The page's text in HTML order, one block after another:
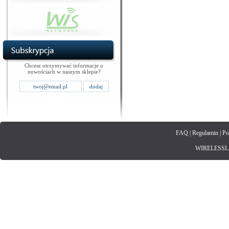
Chcesz otrzymywać informacje o
nowościach w naszym sklepie?
FAQ| Regulamin|